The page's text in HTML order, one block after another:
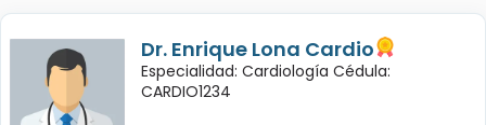
Dr. Enrique Lona Cardio
Especialidad: Cardiología Cédula:
CARDIO1234